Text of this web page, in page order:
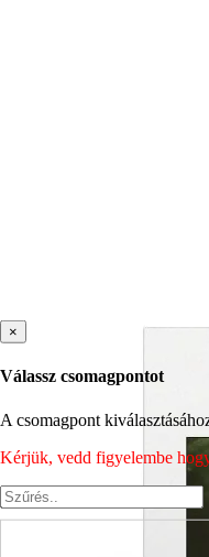
×
Válassz csomagpontot
A csomagpont
Kérjük, vedd figyelembe